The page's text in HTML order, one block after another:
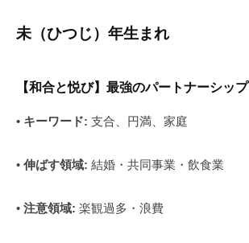
未（ひつじ）年生まれ
【和合と悦び】最強のパートナーシップ
• キーワード: 支合、円満、家庭
• 伸ばす領域: 結婚・共同事業・飲食業
• 注意領域: 楽観過多・浪費